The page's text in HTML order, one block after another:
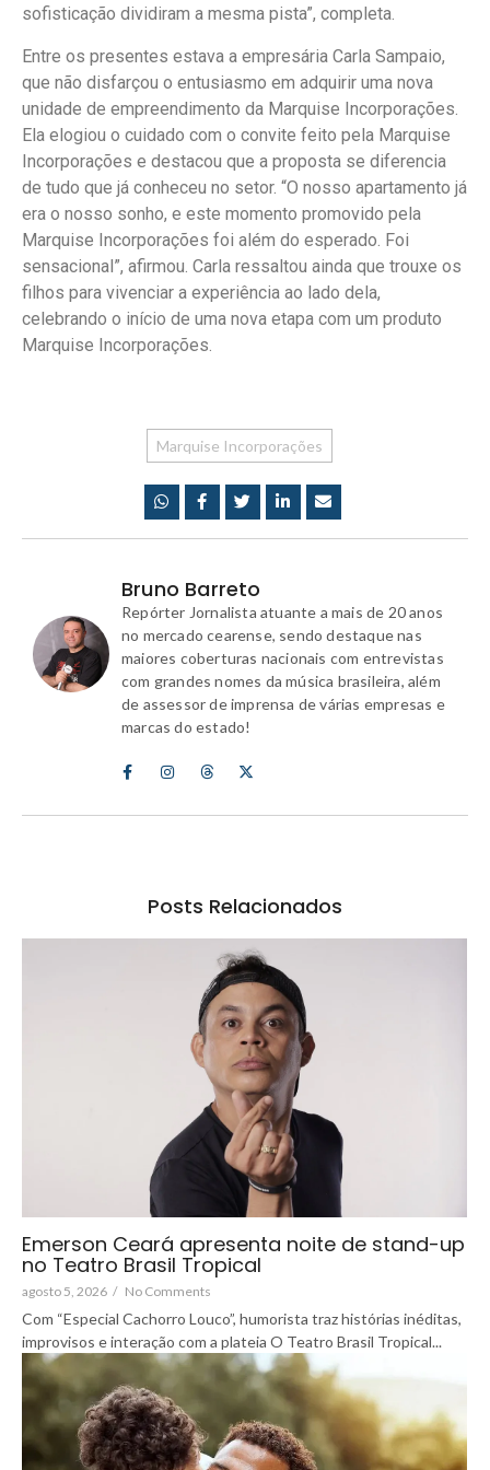
sofisticação dividiram a mesma pista”, completa.
Entre os presentes estava a empresária Carla Sampaio,
que não disfarçou o entusiasmo em adquirir uma nova
unidade de empreendimento da Marquise Incorporações.
Ela elogiou o cuidado com o convite feito pela Marquise
Incorporações e destacou que a proposta se diferencia
de tudo que já conheceu no setor. “O nosso apartamento já
era o nosso sonho, e este momento promovido pela
Marquise Incorporações foi além do esperado. Foi
sensacional”, afirmou. Carla ressaltou ainda que trouxe os
filhos para vivenciar a experiência ao lado dela,
celebrando o início de uma nova etapa com um produto
Marquise Incorporações.
Marquise Incorporações
Bruno Barreto
Repórter Jornalista atuante a mais de 20 anos
no mercado cearense, sendo destaque nas
maiores coberturas nacionais com entrevistas
com grandes nomes da música brasileira, além
de assessor de imprensa de várias empresas e
marcas do estado!
Posts Relacionados
Emerson Ceará apresenta noite de stand-up
no Teatro Brasil Tropical
agosto 5, 2026 / No Comments
Com “Especial Cachorro Louco”, humorista traz histórias inéditas,
improvisos e interação com a plateia O Teatro Brasil Tropical...